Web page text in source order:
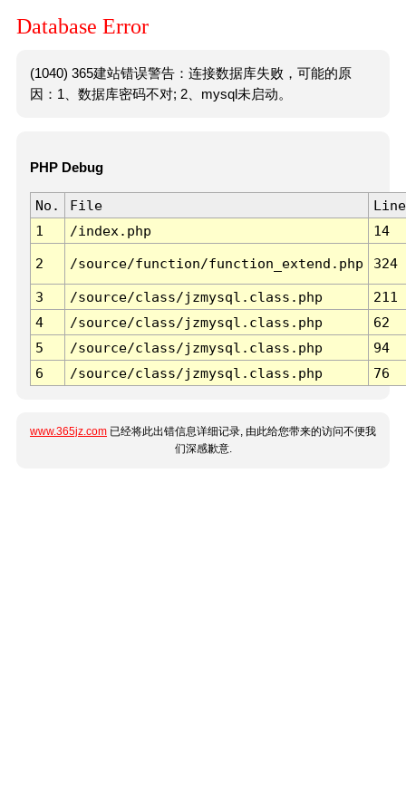
Database Error
(1040) 365建站错误警告：连接数据库失败，可能的原
因：1、数据库密码不对; 2、mysql未启动。
PHP Debug
No. File
Line
1
/index.php 14
2 /source/function/function_extend.php 324
3 /source/class/jzmysql.class.php
211
4
/source/class/jzmysql.class.php
62
5
/source/class/jzmysql.class.php
94
6
/source/class/jzmysql.class.php 76
www.365jz.com 已经将此出错信息详细记录, 由此给您带来的访问不便我
们深感歉意.